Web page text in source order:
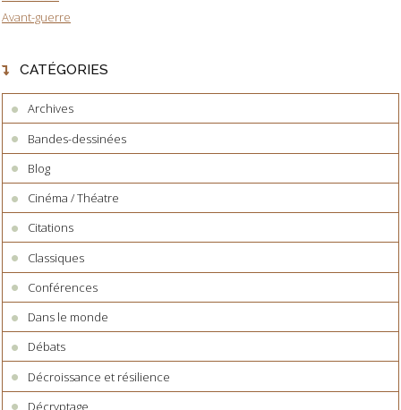
Avant-guerre
CATÉGORIES
Archives
Bandes-dessinées
Blog
Cinéma / Théatre
Citations
Classiques
Conférences
Dans le monde
Débats
Décroissance et résilience
Décryptage